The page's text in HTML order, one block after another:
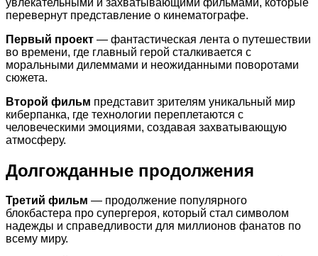
перевернут представление о кинематографе.
Первый проект — фантастическая лента о путешествии
во времени, где главный герой сталкивается с
моральными дилеммами и неожиданными поворотами
сюжета.
Второй фильм представит зрителям уникальный мир
киберпанка, где технологии переплетаются с
человеческими эмоциями, создавая захватывающую
атмосферу.
Долгожданные продолжения
Третий фильм — продолжение популярного
блокбастера про супергероя, который стал символом
надежды и справедливости для миллионов фанатов по
всему миру.